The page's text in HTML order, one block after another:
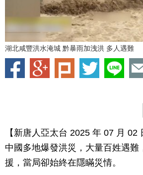
湖北咸豐洪水淹城 黔暴雨加洩洪 多人遇難
【新唐人亞太台 2025 年 07 月 02
中國多地爆發洪災，大量百姓遇難
援，當局卻始終在隱瞞災情。